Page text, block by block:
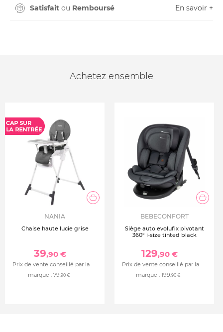
Satisfait ou Remboursé En savoir +
Achetez ensemble
NANIA
Chaise haute lucie grise
39,90 €
Prix de vente conseillé par la
marque : 79,90 €
BEBECONFORT
Siège auto evolufix pivotant
360° i-size tinted black
129,90 €
Prix de vente conseillé par la
marque : 199,90 €